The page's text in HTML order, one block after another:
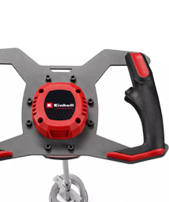
¡Necesitamos su
cargar el servicio Google
This content is not permitted to
to trackers that are not